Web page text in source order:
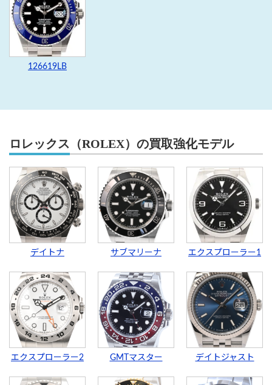
126619LB
ロレックス（ROLEX）の買取強化モデル
デイトナ サブマリーナ エクスプローラー1
エクスプローラー2 GMTマスター デイトジャスト